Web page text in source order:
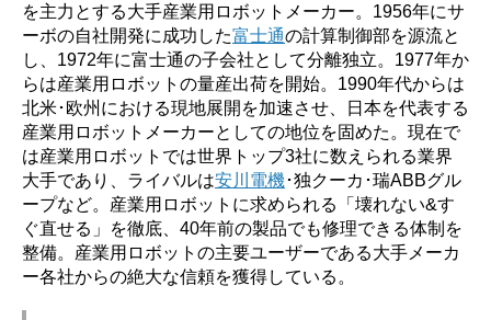
を主力とする大手産業用ロボットメーカー。1956年にサ
ーボの自社開発に成功した富士通の計算制御部を源流と
し、1972年に富士通の子会社として分離独立。1977年か
らは産業用ロボットの量産出荷を開始。1990年代からは
北米･欧州における現地展開を加速させ、日本を代表する
産業用ロボットメーカーとしての地位を固めた。現在で
は産業用ロボットでは世界トップ3社に数えられる業界
大手であり、ライバルは安川電機･独クーカ･瑞ABBグル
ープなど。産業用ロボットに求められる「壊れない&す
ぐ直せる」を徹底、40年前の製品でも修理できる体制を
整備。産業用ロボットの主要ユーザーである大手メーカ
ー各社からの絶大な信頼を獲得している。